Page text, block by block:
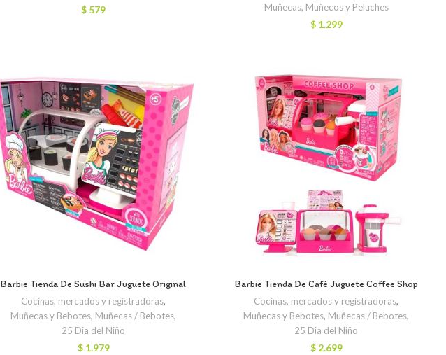
$ 579
Muñecas, Muñecos y Peluches
$1.299
Barbie Tienda De Sushi Bar Juguete Original
Cocinas, mercados y registradoras,
Muñecas y Bebotes, Muñecas / Bebotes,
25 Dia del Niño
$1.979
Barbie Tienda De Café Juguete Coffee Shop
Cocinas, mercados y registradoras,
Muñecas y Bebotes, Muñecas / Bebotes,
25 Dia del Niño
$2.699